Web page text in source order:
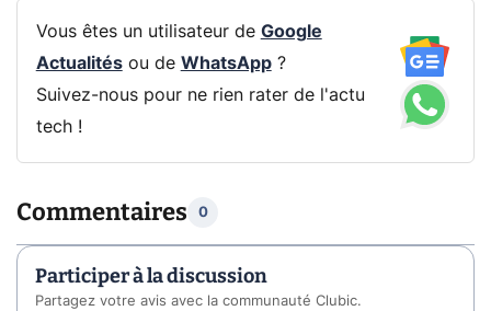
Vous êtes un utilisateur de Google
Actualitésou de WhatsApp?
Suivez-nous pour ne rien rater de l'actu
tech !
Commentaires 0
Participer à la discussion
Partagez votre avis avec la communauté Clubic.